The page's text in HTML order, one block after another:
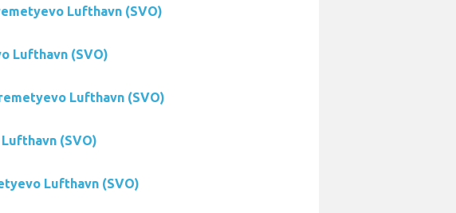
Lufthavn (SVO)
Lufthavn (SVO)
Lufthavn (SVO)
(SVO)
Lufthavn (SVO)